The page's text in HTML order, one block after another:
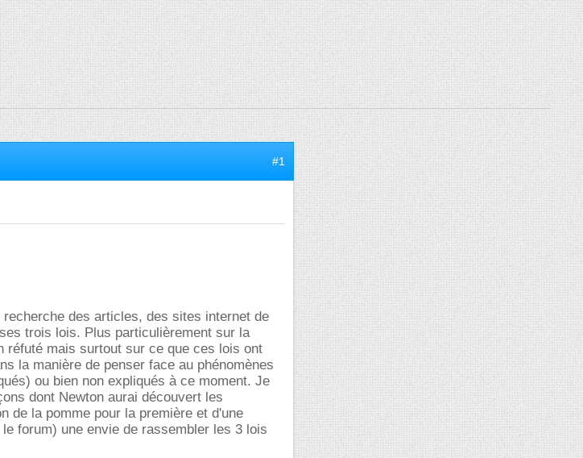
#1
des articles, des sites internet de
trois lois. Plus particulièrement sur la
réfuté mais surtout sur ce que ces lois ont
la manière de penser face au phénomènes
ou bien non expliqués à ce moment. Je
dont Newton aurai découvert les
de la pomme pour la première et d'une
forum) une envie de rassembler les 3 lois